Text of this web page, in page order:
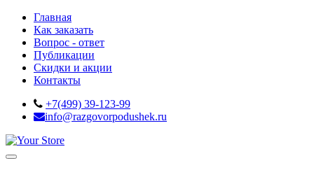
Главная
Как заказать
Вопрос - ответ
Публикации
Скидки и акции
Контакты
+7(499) 39-123-99
info@razgovorpodushek.ru